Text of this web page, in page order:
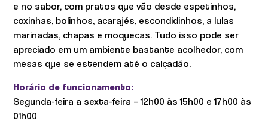
e no sabor, com pratos que vão desde espetinhos,
coxinhas, bolinhos, acarajés, escondidinhos, a lulas
marinadas, chapas e moquecas. Tudo isso pode ser
apreciado em um ambiente bastante acolhedor, com
mesas que se estendem até o calçadão.
Horário de funcionamento:
Segunda-feira a sexta-feira – 12h00 às 15h00 e 17h00 às
01h00